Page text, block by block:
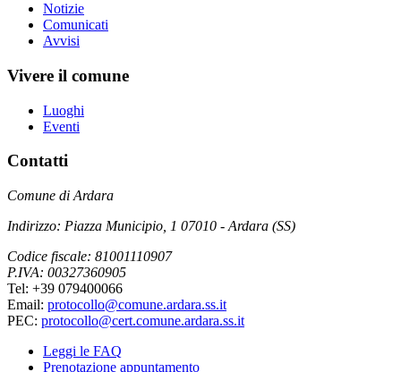
Notizie
Comunicati
Avvisi
Vivere il comune
Luoghi
Eventi
Contatti
Comune di Ardara
Indirizzo: Piazza Municipio, 1 07010 - Ardara (SS)
Codice fiscale: 81001110907
P.IVA: 00327360905
Tel: +39 079400066
Email: protocollo@comune.ardara.ss.it
PEC: protocollo@cert.comune.ardara.ss.it
Leggi le FAQ
Prenotazione appuntamento